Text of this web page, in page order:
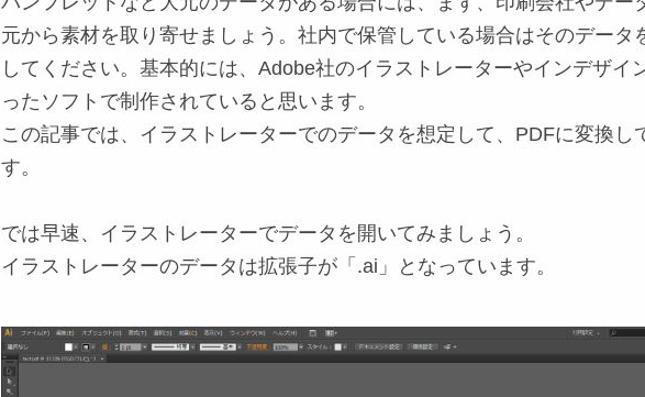
元から素材を取り寄せましょう。社内で保管している場合はそのデータ
してください。基本的には、Adobe社のイラストレーターやインデザイ
ったソフトで制作されていると思います。
この記事では、イラストレーターでのデータを想定して、PDFに変換し
す。
では早速、イラストレーターでデータを開いてみましょう。
イラストレーターのデータは拡張子が「.ai」となっています。